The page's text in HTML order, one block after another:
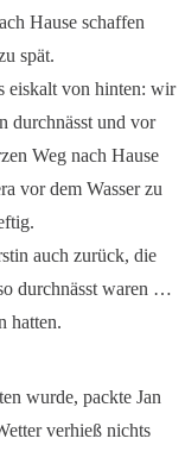
Hause schaffen
spät.
eiskalt von hinten: wir
durchnässt und vor
Weg nach Hause
vor dem Wasser zu
auch zurück, die
durchnässt waren …
hatten.
wurde, packte Jan
verhieß nichts